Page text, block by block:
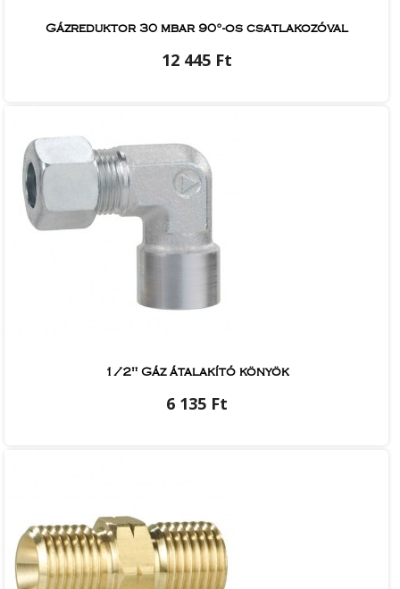
Gázreduktor 30 mbar 90°-os csatlakozóval
12 445 Ft
1/2" Gáz átalakító könyök
6 135 Ft